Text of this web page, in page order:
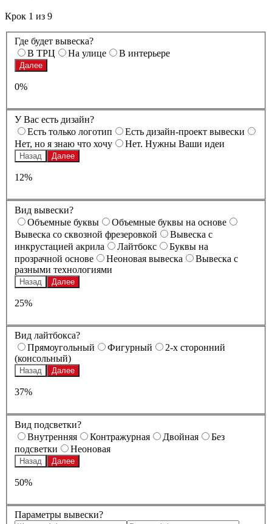
Крок 1 из 9
Где будет вывеска?
В ТРЦ
На улице В интерьере
Далее
0%
У Вас есть дизайн?
Есть только логотип
Есть дизайн-проект вывески
Нет, но я знаю что хочу
Нет. Нужны Ваши идеи
Назад Далее
12%
Вид вывески?
Oбъемные буквы
Oбъемные буквы на основе
Вывеска со сквозной фрезеровкой
Вывеска с
инкрустацией акрила
Лайтбокс
Буквы на
прозрачной основе
Неоновая вывеска
Вывеска с
разными технологиями
Назад Далее
25%
Вид лайтбокса?
Прямоугольный
Фигурный
2-х сторонний
(консольный)
Назад Далее
37%
Вид подсветки?
Внутренняя
Контражурная Двойная
Без
подсветки
Неоновая
Назад Далее
50%
Параметры вывески?